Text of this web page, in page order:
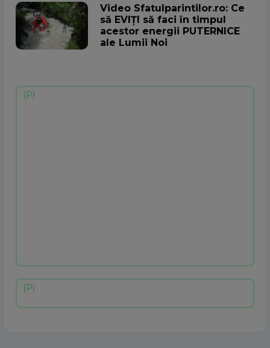
Video Sfatulparintilor.ro: Ce
să EVIȚI să faci în timpul
acestor energii PUTERNICE
ale Lumii Noi